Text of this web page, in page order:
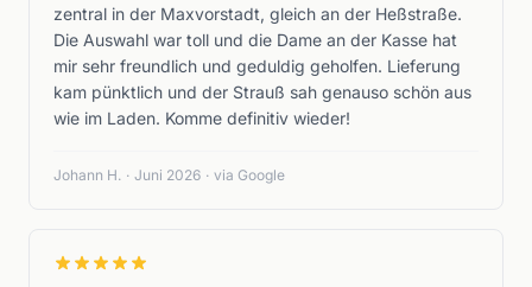
zentral in der Maxvorstadt, gleich an der Heßstraße.
Die Auswahl war toll und die Dame an der Kasse hat
mir sehr freundlich und geduldig geholfen. Lieferung
kam pünktlich und der Strauß sah genauso schön aus
wie im Laden. Komme definitiv wieder!
Johann H. · Juni 2026 · via Google